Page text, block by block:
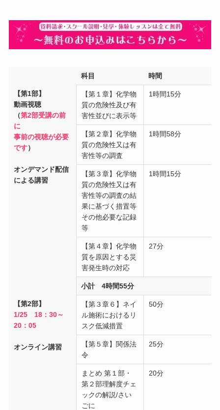
科目 時間
【第1部】
動画視聴
（第2部受講の前
に
事前の視聴が必要
です）
オンデマンド配信
による講習
【第１章】化学物
質の危険性及び有
害性並びに表示等
1時間15分
【第２章】化学物
質の危険性又は有
害性等の調査
1時間58分
【第３章】化学物
質の危険性又は有
害性等の調査の結
果に基づく措置等
その他必要な記録
等
1時間15分
【第４章】化学物
質を原因とする災
害発生時の対応
27分
小計 4時間55分
【第2部】
1/25 18：30～
20：05
オンライン講習
【第３章６】ネイ
ル施術におけるリ
スク低減措置
50分
【第５章】関係法
令
25分
まとめ 第１部・
第２部理解度チェ
ックの解説/さい
ごに
20分